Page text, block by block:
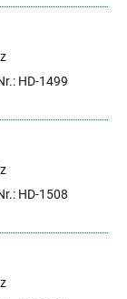
HD-1499
HD-1508